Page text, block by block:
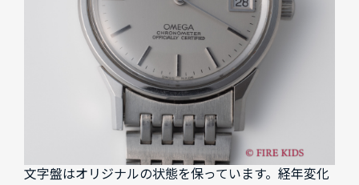
文字盤はオリジナルの状態を保っています。経年変化